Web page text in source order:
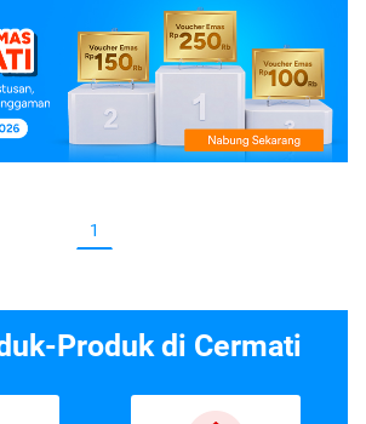
1
Produk di Cermati